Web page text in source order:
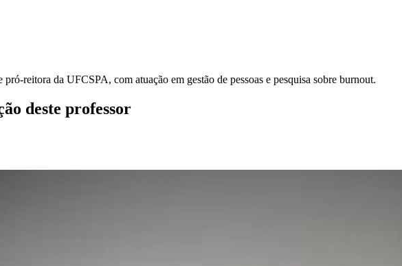
reitora da UFCSPA, com atuação em gestão de pessoas e pesquisa sobre burnout.
deste professor